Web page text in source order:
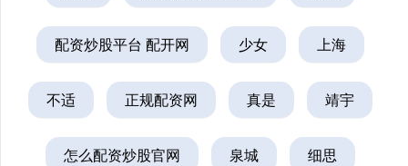
配资炒股平台 配开网 少女 上海
不适 正规配资网 真是 靖宇
怎么配资炒股官网 泉城 细思